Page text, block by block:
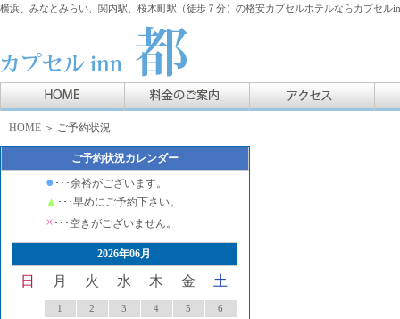
横浜、みなとみらい、関内駅、桜木町駅（徒歩７分）の格安カプセルホテルならカプセル
HOME ＞ ご予約状況
ご予約状況カレンダー
● ･･･余裕がございます。
▲ ･･･早めにご予約下さい。
× ･･･空きがございません。
2026年06月
日 月 火 水 木 金 土
1 2 3 4 5 6